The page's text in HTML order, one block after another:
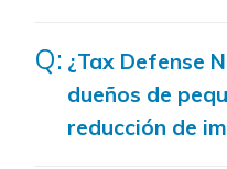
¿Tax Defense
dueños de
reducción de